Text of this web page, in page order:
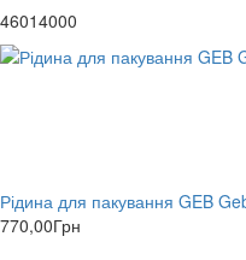
46014000
Рідина для пакування GEB
770,00Грн